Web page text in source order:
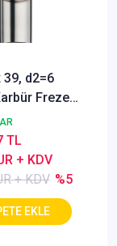
39, d2=6
Freze
Kaplamalı,
+ KDV %5
+ KDV
TL